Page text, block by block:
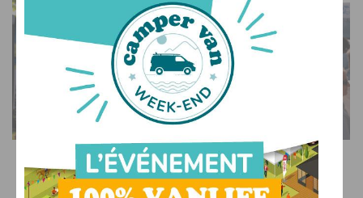
SUR LE WEB
Voyage, musique et océan : venez découvrir et
célébrer la vanlife en Bretagne !